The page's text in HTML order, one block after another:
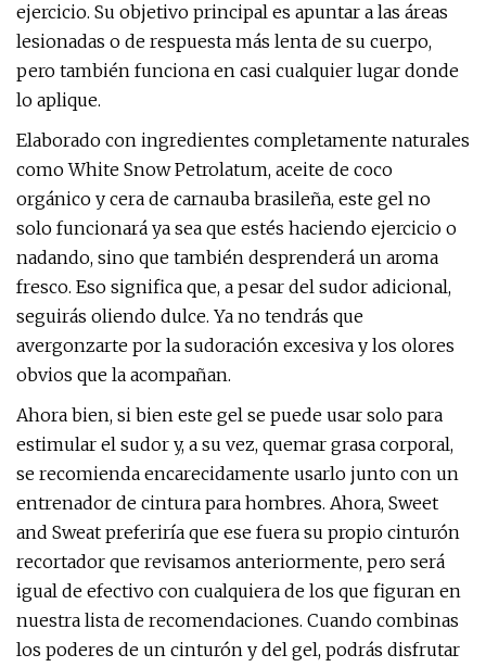
ejercicio. Su objetivo principal es apuntar a las áreas
lesionadas o de respuesta más lenta de su cuerpo,
pero también funciona en casi cualquier lugar donde
lo aplique.
Elaborado con ingredientes completamente naturales
como White Snow Petrolatum, aceite de coco
orgánico y cera de carnauba brasileña, este gel no
solo funcionará ya sea que estés haciendo ejercicio o
nadando, sino que también desprenderá un aroma
fresco. Eso significa que, a pesar del sudor adicional,
seguirás oliendo dulce. Ya no tendrás que
avergonzarte por la sudoración excesiva y los olores
obvios que la acompañan.
Ahora bien, si bien este gel se puede usar solo para
estimular el sudor y, a su vez, quemar grasa corporal,
se recomienda encarecidamente usarlo junto con un
entrenador de cintura para hombres. Ahora, Sweet
and Sweat preferiría que ese fuera su propio cinturón
recortador que revisamos anteriormente, pero será
igual de efectivo con cualquiera de los que figuran en
nuestra lista de recomendaciones. Cuando combinas
los poderes de un cinturón y del gel, podrás disfrutar